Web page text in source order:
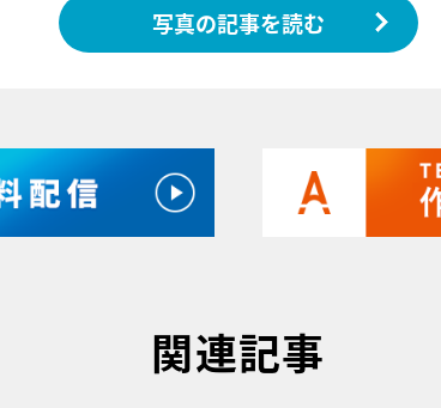
写真の記事を読む
関連記事